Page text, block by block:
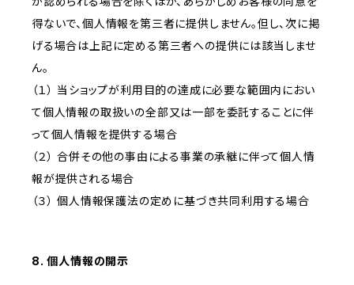
得ないで、個人情報を第三者に提供しません。但し、次に掲
げる場合は上記に定める第三者への提供には該当しませ
ん。
（１） 当ショップが利用目的の達成に必要な範囲内におい
て個人情報の取扱いの全部又は一部を委託することに伴
って個人情報を提供する場合
（２） 合併その他の事由による事業の承継に伴って個人情
報が提供される場合
（３） 個人情報保護法の定めに基づき共同利用する場合
8. 個人情報の開示